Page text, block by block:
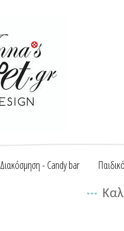
Διακόσμηση - Candy bar